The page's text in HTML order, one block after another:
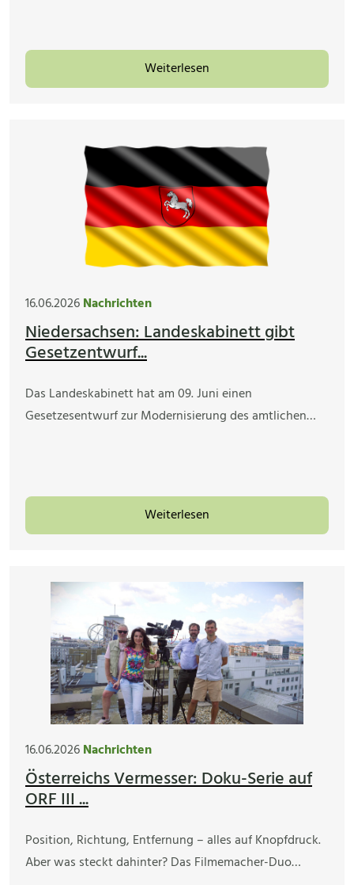
Weiterlesen
16.06.2026Nachrichten
Niedersachsen: Landeskabinett gibt
Gesetzentwurf...
Das Landeskabinett hat am 09. Juni einen
Gesetzesentwurf zur Modernisierung des amtlichen…
Weiterlesen
16.06.2026Nachrichten
Österreichs Vermesser: Doku-Serie auf
ORF III ...
Position, Richtung, Entfernung – alles auf Knopfdruck.
Aber was steckt dahinter? Das Filmemacher-Duo…